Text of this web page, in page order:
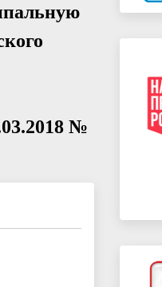
№